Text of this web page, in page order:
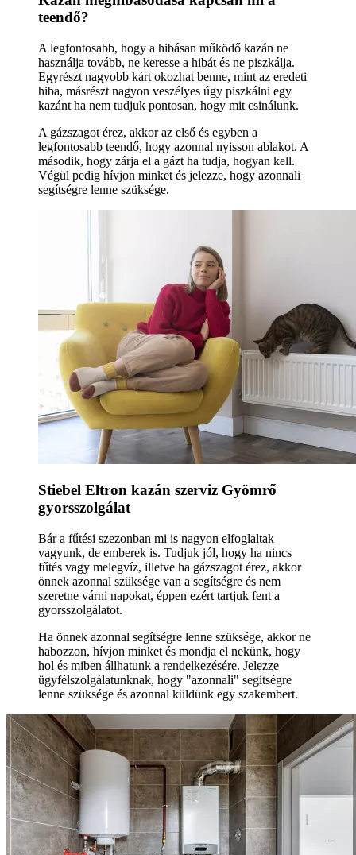
teendő?
A legfontosabb, hogy a hibásan működő kazán ne
használja tovább, ne keresse a hibát és ne piszkálja.
Egyrészt nagyobb kárt okozhat benne, mint az eredeti
hiba, másrészt nagyon veszélyes úgy piszkálni egy
kazánt ha nem tudjuk pontosan, hogy mit csinálunk.
A gázszagot érez, akkor az első és egyben a
legfontosabb teendő, hogy azonnal nyisson ablakot. A
második, hogy zárja el a gázt ha tudja, hogyan kell.
Végül pedig hívjon minket és jelezze, hogy azonnali
segítségre lenne szüksége.
Stiebel Eltron kazán szerviz Gyömrő
gyorsszolgálat
Bár a fűtési szezonban mi is nagyon elfoglaltak
vagyunk, de emberek is. Tudjuk jól, hogy ha nincs
fűtés vagy melegvíz, illetve ha gázszagot érez, akkor
önnek azonnal szüksége van a segítségre és nem
szeretne várni napokat, éppen ezért tartjuk fent a
gyorsszolgálatot.
Ha önnek azonnal segítségre lenne szüksége, akkor ne
habozzon, hívjon minket és mondja el nekünk, hogy
hol és miben állhatunk a rendelkezésére. Jelezze
ügyfélszolgálatunknak, hogy "azonnali" segítségre
lenne szüksége és azonnal küldünk egy szakembert.